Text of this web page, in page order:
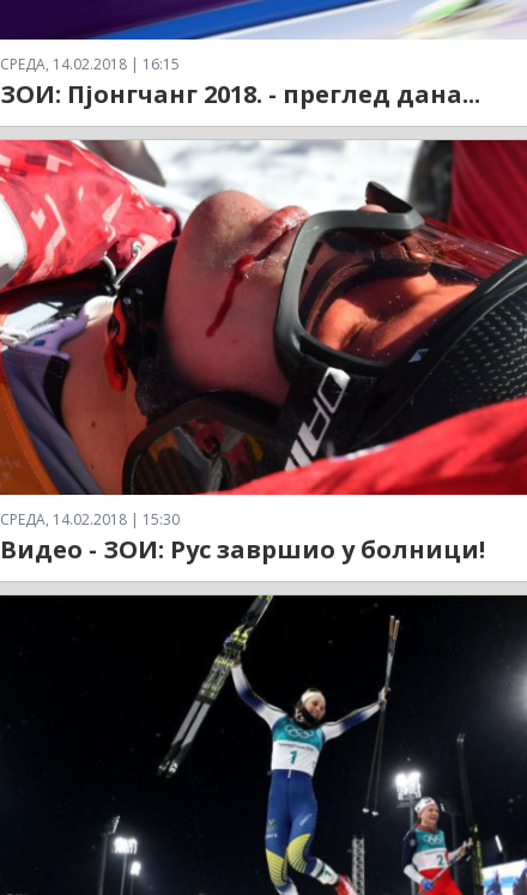
СРЕДА, 14.02.2018 | 16:15
ЗОИ: Пјонгчанг 2018. - преглед дана...
СРЕДА, 14.02.2018 | 15:30
Видео - ЗОИ: Рус завршио у болници!